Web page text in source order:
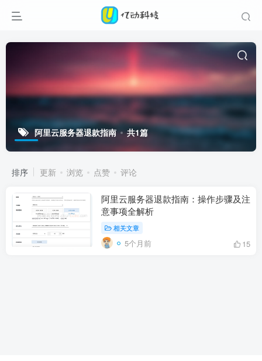
阿里云服务器退款指南 共1篇
排序 更新 浏览 点赞 评论
阿里云服务器退款指南：操作步骤及注
意事项全解析
相关文章
5个月前 15